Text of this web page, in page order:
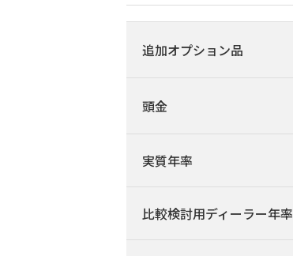
追加オプション品
頭金
実質年率
比較検討用ディーラー年率